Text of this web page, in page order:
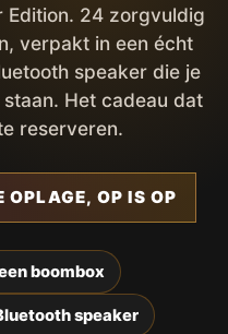
Edition. 24 zorgvuldig
verpakt in een écht
speaker die je
Het cadeau dat
reserveren.
OPLAGE, OP IS OP
boombox
speaker